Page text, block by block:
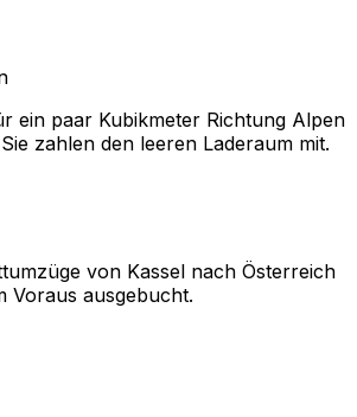
ein paar Kubikmeter Richtung Alpen
zahlen den leeren Laderaum mit.
von Kassel nach Österreich
Voraus ausgebucht.